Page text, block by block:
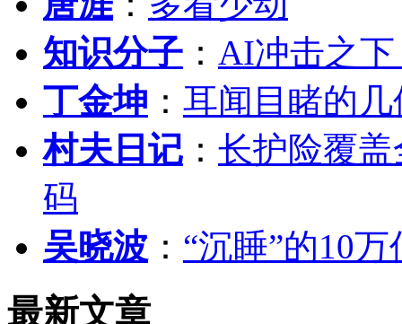
知识分子 ： AI冲击之
丁金坤 ： 耳闻目睹的
村夫日记 ： 长护险覆
码
吴晓波 ： “沉睡”的10
最新文章